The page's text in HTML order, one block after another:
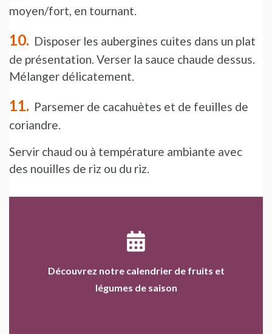
moyen/fort, en tournant.
Disposer les aubergines cuites dans un plat
de présentation. Verser la sauce chaude dessus.
Mélanger délicatement.
Parsemer de cacahuètes et de feuilles de
coriandre.
Servir chaud ou à température ambiante avec
des nouilles de riz ou du riz.
Découvrez notre calendrier de fruits et
légumes de saison